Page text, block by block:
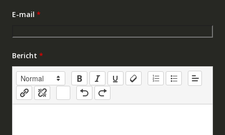
E-mail *
Bericht *